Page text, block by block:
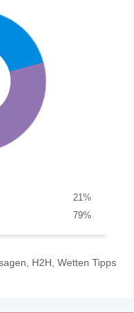
%
21
%
79
H2H, Wetten Tipps